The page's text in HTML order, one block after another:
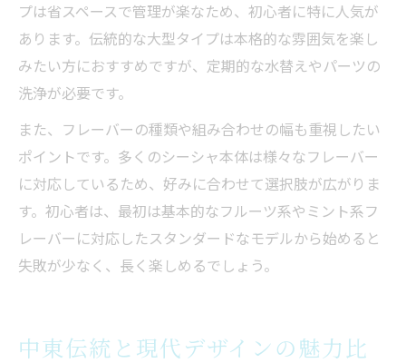
プは省スペースで管理が楽なため、初心者に特に人気が
あります。伝統的な大型タイプは本格的な雰囲気を楽し
みたい方におすすめですが、定期的な水替えやパーツの
洗浄が必要です。
また、フレーバーの種類や組み合わせの幅も重視したい
ポイントです。多くのシーシャ本体は様々なフレーバー
に対応しているため、好みに合わせて選択肢が広がりま
す。初心者は、最初は基本的なフルーツ系やミント系フ
レーバーに対応したスタンダードなモデルから始めると
失敗が少なく、長く楽しめるでしょう。
中東伝統と現代デザインの魅力比